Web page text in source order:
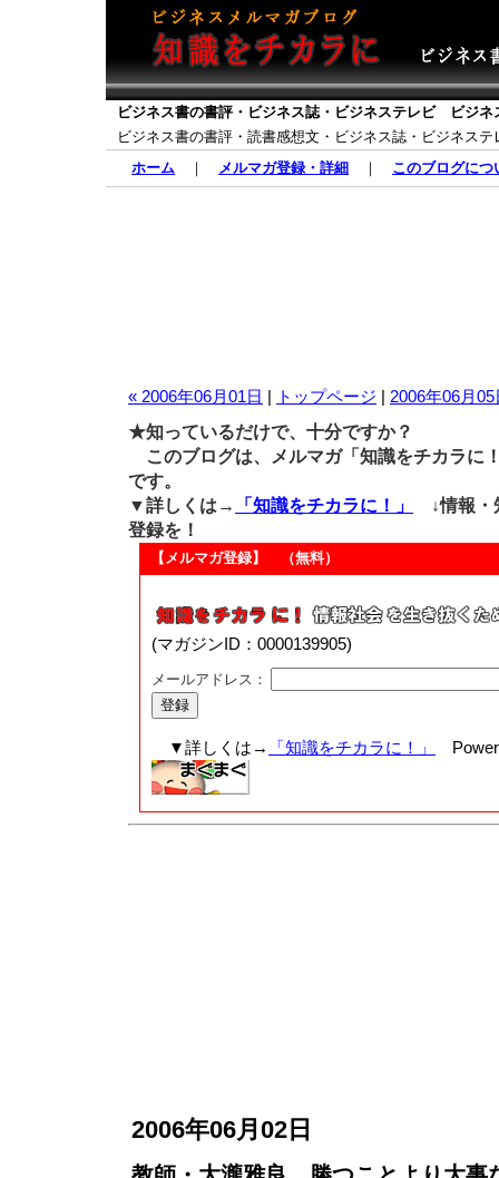
ビジネス書の書評・ビジネス誌・ビジネステレビ ビジネ
ビジネス書の書評・読書感想文・ビジネス誌・ビジネス
ホーム ｜ メルマガ登録・詳細 ｜ このブログにつ
« 2006年06月01日 | トップページ | 2006年06月05
★知っているだけで、十分ですか？
このブログは、メルマガ「知識をチカラに
です。
▼詳しくは→
「知識をチカラに！」
↓情報・
登録を！
【メルマガ登録】 （無料）
(マガジンID：0000139905)
メールアドレス：
▼詳しくは→ 「知識をチカラに！」
2006年06月02日